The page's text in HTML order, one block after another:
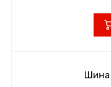
Шина